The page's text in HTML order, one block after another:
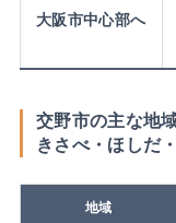
大阪市中心部へ
交野市の主な地
きさべ・ほしだ
地域